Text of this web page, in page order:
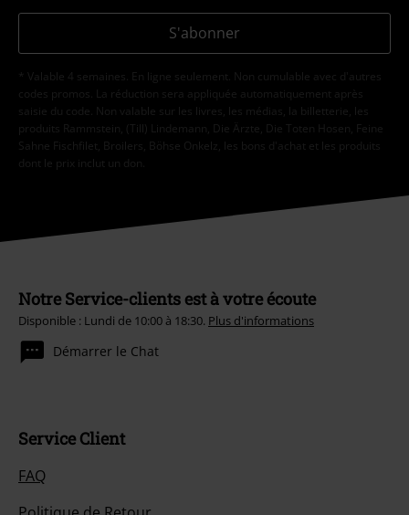
S'abonner
* Valable 4 semaines. En ligne seulement. Non cumulable avec d'autres
codes promos. La réduction sera appliquée automatiquement après
saisie du code. Non valable sur les livres, les médias, la billetterie, les
produits Rammstein, (Till) Lindemann, Die Ärzte, Die Toten Hosen, Feine
Sahne Fischfilet, Broilers, Böhse Onkelz, les bons d'achat et les produits
dont le prix inclut un don.
Notre Service-clients est à votre écoute
Disponible : Lundi de 10:00 à 18:30. Plus d'informations
Démarrer le Chat
Service Client
FAQ